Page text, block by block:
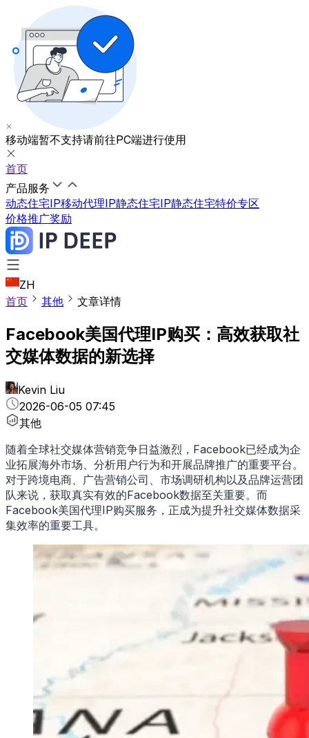
移动端暂不支持请前往PC端进行使用
首页
产品服务
动态住宅IP移动代理IP静态住宅IP静态住宅特价专区
价格推广奖励
ZH
首页
其他 文章详情
Facebook美国代理IP购买：高效获取社
交媒体数据的新选择
Kevin Liu
2026-06-05 07:45
其他
随着全球社交媒体营销竞争日益激烈，Facebook已经成为企
业拓展海外市场、分析用户行为和开展品牌推广的重要平台。
对于跨境电商、广告营销公司、市场调研机构以及品牌运营团
队来说，获取真实有效的Facebook数据至关重要。而
Facebook美国代理IP购买服务，正成为提升社交媒体数据采
集效率的重要工具。